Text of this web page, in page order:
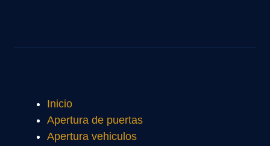
Inicio
Apertura de puertas
Apertura vehiculos